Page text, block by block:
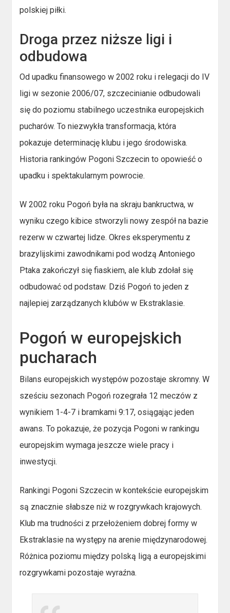
polskiej piłki.
Droga przez niższe ligi i
odbudowa
Od upadku finansowego w 2002 roku i relegacji do IV
ligi w sezonie 2006/07, szczecinianie odbudowali
się do poziomu stabilnego uczestnika europejskich
pucharów. To niezwykła transformacja, która
pokazuje determinację klubu i jego środowiska.
Historia rankingów Pogoni Szczecin to opowieść o
upadku i spektakularnym powrocie.
W 2002 roku Pogoń była na skraju bankructwa, w
wyniku czego kibice stworzyli nowy zespół na bazie
rezerw w czwartej lidze. Okres eksperymentu z
brazylijskimi zawodnikami pod wodzą Antoniego
Ptaka zakończył się fiaskiem, ale klub zdołał się
odbudować od podstaw. Dziś Pogoń to jeden z
najlepiej zarządzanych klubów w Ekstraklasie.
Pogoń w europejskich
pucharach
Bilans europejskich występów pozostaje skromny. W
sześciu sezonach Pogoń rozegrała 12 meczów z
wynikiem 1-4-7 i bramkami 9:17, osiągając jeden
awans. To pokazuje, że pozycja Pogoni w rankingu
europejskim wymaga jeszcze wiele pracy i
inwestycji.
Rankingi Pogoni Szczecin w kontekście europejskim
są znacznie słabsze niż w rozgrywkach krajowych.
Klub ma trudności z przełożeniem dobrej formy w
Ekstraklasie na występy na arenie międzynarodowej.
Różnica poziomu między polską ligą a europejskimi
rozgrywkami pozostaje wyraźna.